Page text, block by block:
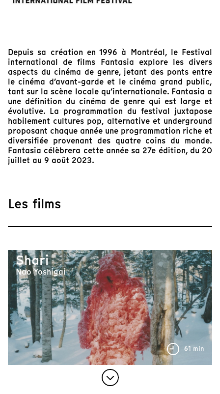
Depuis sa création en 1996 à Montréal, le Festival
international de films Fantasia explore les divers
aspects du cinéma de genre, jetant des ponts entre
le cinéma d’avant-garde et le cinéma grand public,
tant sur la scène locale qu’internationale. Fantasia a
une définition du cinéma de genre qui est large et
évolutive. La programmation du festival juxtapose
habilement cultures pop, alternative et underground
proposant chaque année une programmation riche et
diversifiée provenant des quatre coins du monde.
Fantasia célèbrera cette année sa 27e édition, du 20
juillet au 9 août 2023.
Les films
Shari
Nao Yoshigai
61 min